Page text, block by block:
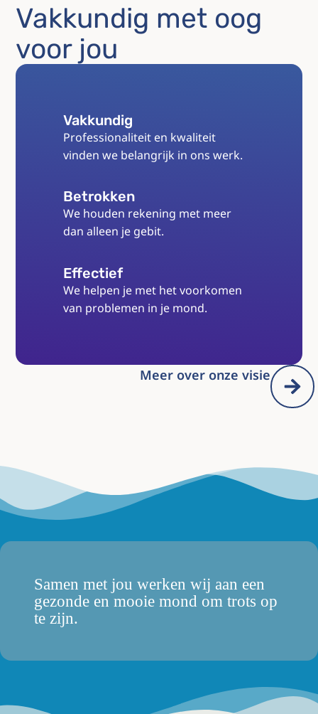
Vakkundig met oog
voor jou
Vakkundig
Professionaliteit en kwaliteit
vinden we belangrijk in ons werk.
Betrokken
We houden rekening met meer
dan alleen je gebit.
Effectief
We helpen je met het voorkomen
van problemen in je mond.
Meer over onze visie
Samen met jou werken wij aan een
gezonde en mooie mond om trots op
te zijn.